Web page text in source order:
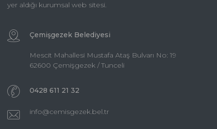
yer aldığı kurumsal web sitesi.
Çemişgezek Belediyesi
Mescit Mahallesi Mustafa Ataş Bulvarı No: 19
62600 Çemişgezek / Tunceli
0428 611 21 32
info@cemisgezek.bel.tr